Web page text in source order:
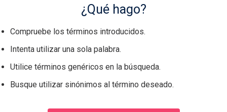
¿Qué hago?
Compruebe los términos introducidos.
Intenta utilizar una sola palabra.
Utilice términos genéricos en la búsqueda.
Busque utilizar sinónimos al término deseado.